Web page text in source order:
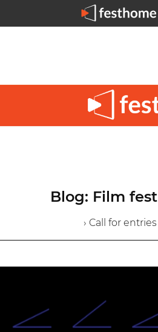
Blog: Film
› Call for entries